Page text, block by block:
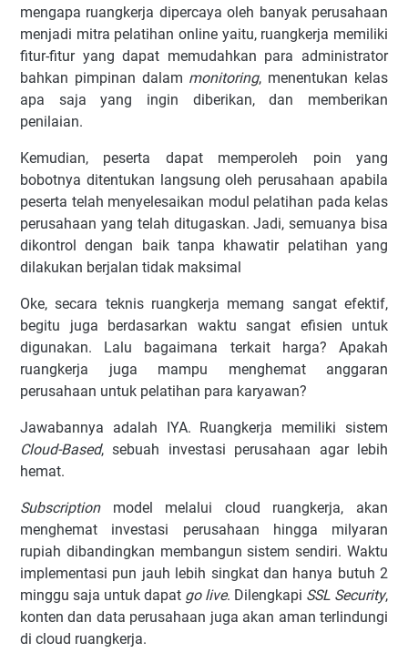
mengapa ruangkerja dipercaya oleh banyak perusahaan
menjadi mitra pelatihan online yaitu, ruangkerja memiliki
fitur-fitur yang dapat memudahkan para administrator
bahkan pimpinan dalam monitoring, menentukan kelas
apa saja yang ingin diberikan, dan memberikan
penilaian.
Kemudian, peserta dapat memperoleh poin yang
bobotnya ditentukan langsung oleh perusahaan apabila
peserta telah menyelesaikan modul pelatihan pada kelas
perusahaan yang telah ditugaskan. Jadi, semuanya bisa
dikontrol dengan baik tanpa khawatir pelatihan yang
dilakukan berjalan tidak maksimal
Oke, secara teknis ruangkerja memang sangat efektif,
begitu juga berdasarkan waktu sangat efisien untuk
digunakan. Lalu bagaimana terkait harga? Apakah
ruangkerja juga mampu menghemat anggaran
perusahaan untuk pelatihan para karyawan?
Jawabannya adalah IYA. Ruangkerja memiliki sistem
Cloud-Based, sebuah investasi perusahaan agar lebih
hemat.
Subscriptionmodel melalui cloud ruangkerja, akan
menghemat investasi perusahaan hingga milyaran
rupiah dibandingkan membangun sistem sendiri. Waktu
implementasi pun jauh lebih singkat dan hanya butuh 2
minggu saja untuk dapat go live. Dilengkapi SSL Security,
konten dan data perusahaan juga akan aman terlindungi
di cloud ruangkerja.